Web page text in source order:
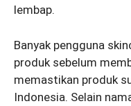
lembap.
Banyak pengguna
produk sebelum
memastikan produk
Indonesia. Selain